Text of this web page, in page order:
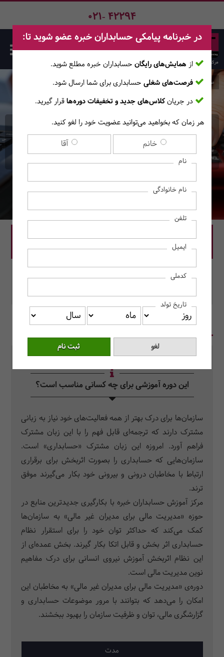
021- 42294
دوره حضوری مدیریت مالی
برای مدیران غیرمالی
صفحه اصلی دوره‌ها
قیمت دوره: 37,500,000 ریال
در این دوره رزرو کنید.
محل برگزاری: مرکز آموزش حسابداران خبره
در یک نگاه سرفصل دروس سوالات متداول
این دوره آموزشی برای چه کسانی مناسب است؟
سازمان‌ها برای درک بهتر از همه فعالیت‌های خود نیاز به زبانی
مشترک دارند که ترجمه‌ای قابل فهم را با این زبان مشترک
فراهم آورد. امروزه این زبان مشترک «حسابداری» است.
سازمان‌هایی که حسابداری را بصورت اثربخش برای برقراری
ارتباط با مخاطبان درونی و بیرونی خود بکار می‌گیرند موفق
ترند.
مرکز آموزش حسابداران خبره با بکارگیری جدیدترین منابع در
حوزه «مدیریت مالی برای مدیران غیر مالی» به سازمان‌ها
کمک می‌کند که حداکثر توان خود را برای استقرار نظام
حسابداری اثر بخش و قابل اتکا بکار گیرند. بخش عمده‌ای از
این نظام اثربخش آموزش نیروی انسانی برای درک مفاهیم
نوین مدیریت مالی است.
دوره‌ی «مدیریت مالی برای مدیران غیر مالی» به مخاطبان این
امکان را می‌دهد که بتوانند با مرور موضوعات حسابداری و
گزارشگری مالی، توان و ظرفیت سازمان را بهبود ببخشند.
مدت
در خبرنامه پیامکی حسابداران خبره عضو شوید تا:
از همایش‌های رایگان حسابداران خبره مطلع ‎شوید.
فرصت‌های شغلی حسابداری برای شما ارسال شود.
در جریانکلاس‌های جدید و تخفیفات دوره‌هاقرار گیرید.
هر زمان که بخواهید می‌توانید عضویت خود را لغو کنید.
خانم آقا
نام
نام خانوادگی
تلفن
ایمیل
کدملی
تاریخ تولد